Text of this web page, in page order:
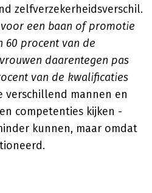
zelfverzekerheidsverschil.
een baan of promotie
60 procent van de
daarentegen pas
van de kwalificaties
verschillend mannen en
competenties kijken -
kunnen, maar omdat